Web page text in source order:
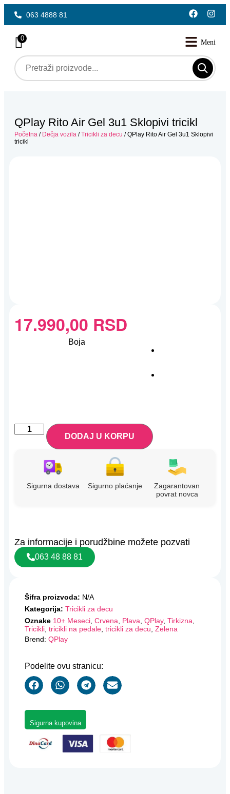
063 4888 81
0
QPlay Rito Air Gel 3u1 Sklopivi tricikl
Početna / Dečja vozila /Tricikli za decu / QPlay Rito Air Gel 3u1 Sklopivi
tricikl
Šifra proizvoda: N/A
Kategorija: Tricikli za decu
Oznake 10+ Meseci Crvena Plava QPlay, Tirkizna
Tricikli tricikli na pedale tricikli za decu Zelena
Brend: QPlay
Podelite ovu stranicu:
Sigurna kupovina
17.990,00 RSD
Boja
DODAJ U KORPU
Sigurna dostava Sigurno plaćanje
Zagarantovan
povrat novca
Za informacije i porudžbine možete pozvati
063 48 88 81